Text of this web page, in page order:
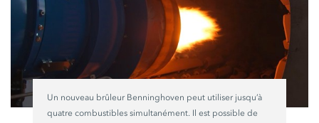
Un nouveau brûleur Benninghoven peut utiliser jusqu’à
quatre combustibles simultanément. Il est possible de